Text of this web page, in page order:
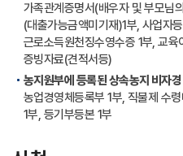
가족관계증명서(배우자 및 부모님
(대출가능금액미기재)1부, 사업자
근로소득원천징수영수증 1부, 교
증빙자료(견적서등)
농지원부에 등록된 상속농지 비자
농업경영체등록부 1부, 직불제 수
1부, 등기부등본 1부